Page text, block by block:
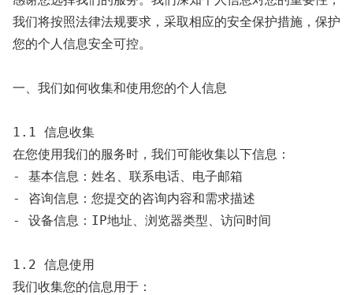
我们将按照法律法规要求，采取相应的安全保护措施，保护
您的个人信息安全可控。
一、我们如何收集和使用您的个人信息
1.1 信息收集
在您使用我们的服务时，我们可能收集以下信息：
- 基本信息：姓名、联系电话、电子邮箱
- 咨询信息：您提交的咨询内容和需求描述
- 设备信息：IP地址、浏览器类型、访问时间
1.2 信息使用
我们收集您的信息用于：